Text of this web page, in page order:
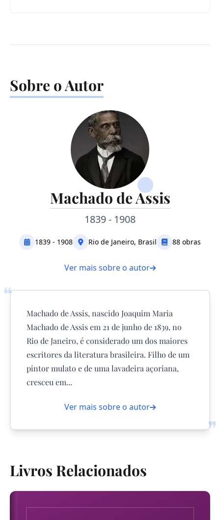
Sobre o Autor
Machado de Assis
1839 - 1908
1839 - 1908 Rio de Janeiro, Brasil 88 obras
Ver mais sobre o autor
❝
❞
Machado de Assis, nascido Joaquim Maria
Machado de Assis em 21 de junho de 1839, no
Rio de Janeiro, é considerado um dos maiores
escritores da literatura brasileira. Filho de um
pintor mulato e de uma lavadeira açoriana,
cresceu em...
Ver mais sobre o autor
Livros Relacionados